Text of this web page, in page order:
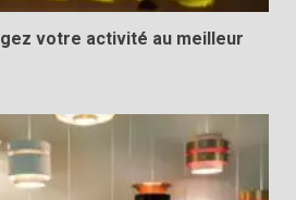
votre activité au meilleur